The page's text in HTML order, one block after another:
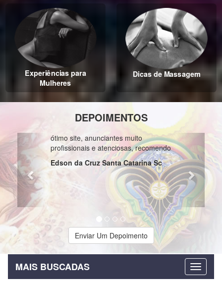
Experiências para
Mulheres
Dicas de Massagem
DEPOIMENTOS
ótimo site, anunciantes muito
profissionais e atenciosas, recomendo
Edson da Cruz Santa Catarina Sc
Previous Next
Enviar Um Depoimento
MAIS BUSCADAS
Criado porMassagem Terapia Tratamento-Criação de Sites-